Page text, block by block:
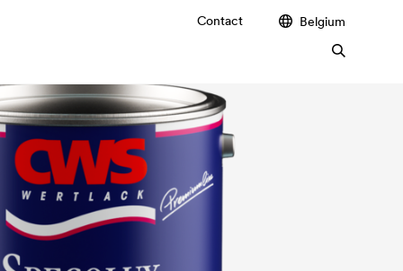
Contact Belgium